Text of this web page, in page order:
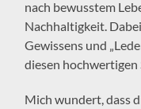
nach bewusstem
Nachhaltigkeit.
Gewissens und
diesen hochwertigen
Mich wundert, dass